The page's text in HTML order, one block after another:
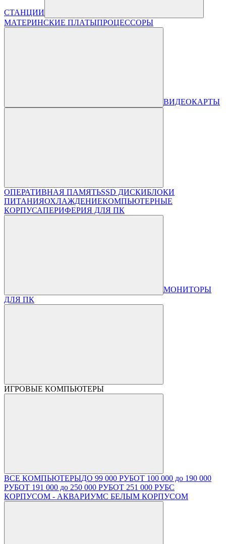
СТАНЦИИ
МАТЕРИНСКИЕ ПЛАТЫПРОЦЕССОРЫ
ВИДЕОКАРТЫ
ОПЕРАТИВНАЯ ПАМЯТЬSSD ДИСКИБЛОКИ
ПИТАНИЯОХЛАЖДЕНИЕКОМПЬЮТЕРНЫЕ
КОРПУСАПЕРИФЕРИЯ ДЛЯ ПК
МОНИТОРЫ
ДЛЯ ПК
ИГРОВЫЕ КОМПЬЮТЕРЫ
ВСЕ КОМПЬЮТЕРЫДО 99 000 РУБОТ 100 000 до 190 000
РУБОТ 191 000 до 250 000 РУБОТ 251 000 РУБС
КОРПУСОМ - АКВАРИУМС БЕЛЫМ КОРПУСОМ